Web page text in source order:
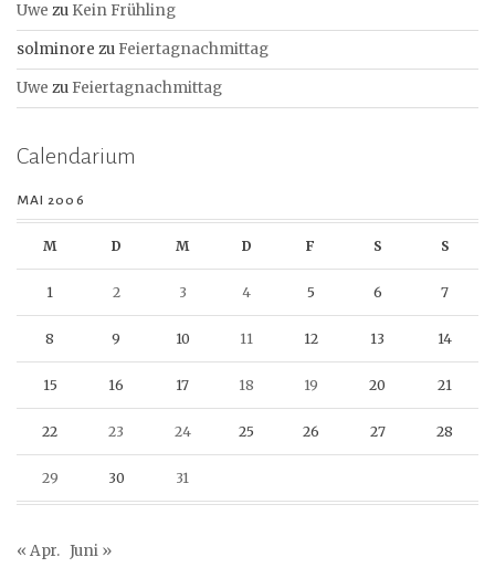
Uwe zu Kein Frühling
solminore zu Feiertagnachmittag
Uwe zu Feiertagnachmittag
Calendarium
MAI 2006
M D M D F S S
1 2 3 4 5 6 7
8 9 10 11 12 13 14
15 16 17 18 19 20 21
22 23 24 25 26 27 28
29 30 31
« Apr. Juni »